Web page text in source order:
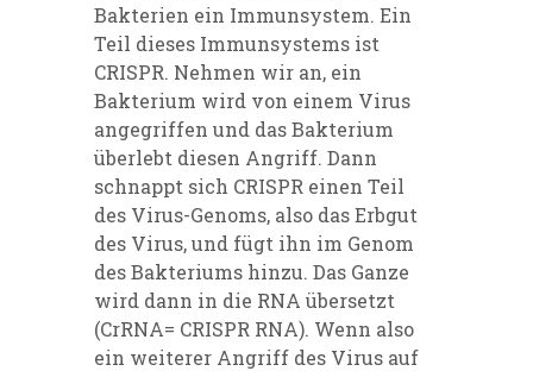
Bakterien ein Immunsystem. Ein
Teil dieses Immunsystems ist
CRISPR. Nehmen wir an, ein
Bakterium wird von einem Virus
angegriffen und das Bakterium
überlebt diesen Angriff. Dann
schnappt sich CRISPR einen Teil
des Virus-Genoms, also das Erbgut
des Virus, und fügt ihn im Genom
des Bakteriums hinzu. Das Ganze
wird dann in die RNA übersetzt
(CrRNA= CRISPR RNA). Wenn also
ein weiterer Angriff des Virus auf